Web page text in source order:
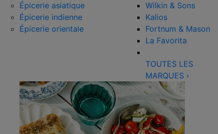
Épicerie asiatique
Épicerie indienne
Épicerie orientale
Wilkin & Sons
Kalios
Fortnum & Mason
La Favorita
TOUTES LES
MARQUES ›